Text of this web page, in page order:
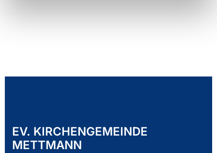
EV. KIRCHENGEMEINDE
METTMANN